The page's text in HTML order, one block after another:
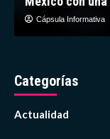
alcanzan
RD$6,054.24
Cápsula Informativa
Categorías
Actualidad